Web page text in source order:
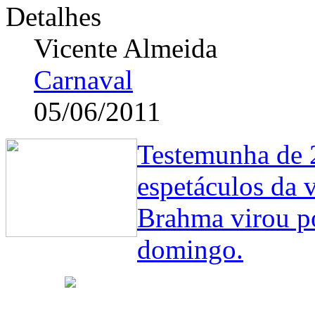
Detalhes
Vicente Almeida
Carnaval
05/06/2011
Testemunha de
espetáculos da
Brahma virou
domingo.